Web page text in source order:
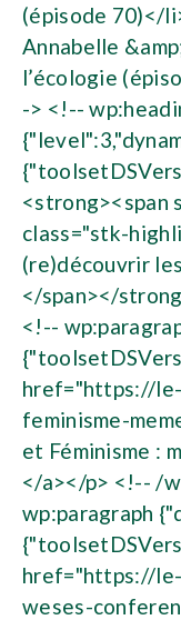
(épisode 70)</
Annabelle
l’écologie
-> <!--
<strong><span
class="stk-
(re)découvrir
</span></
<!--
href="https://
feminisme-
et Féminisme :
</a></p> <!-- /
wp:paragraph
href="https://
weses-